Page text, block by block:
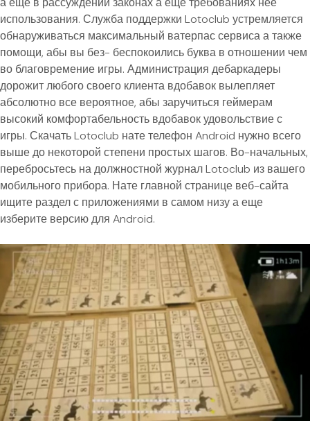
использования. Служба поддержки Lotoclub устремляется
обнаруживаться максимальный ватерпас сервиса а также
помощи, абы вы без- беспокоились буква в отношении чем
во благовремение игры. Администрация дебаркадеры
дорожит любого своего клиента вдобавок вылепляет
абсолютно все вероятное, абы заручиться геймерам
высокий комфортабельность вдобавок удовольствие с
игры. Скачать Lotoclub нате телефон Android нужно всего
выше до некоторой степени простых шагов. Во-начальных,
перебросьтесь на должностной журнал Lotoclub из вашего
мобильного прибора. Нате главной странице веб-сайта
ищите раздел с приложениями в самом низу а еще
изберите версию для Android.